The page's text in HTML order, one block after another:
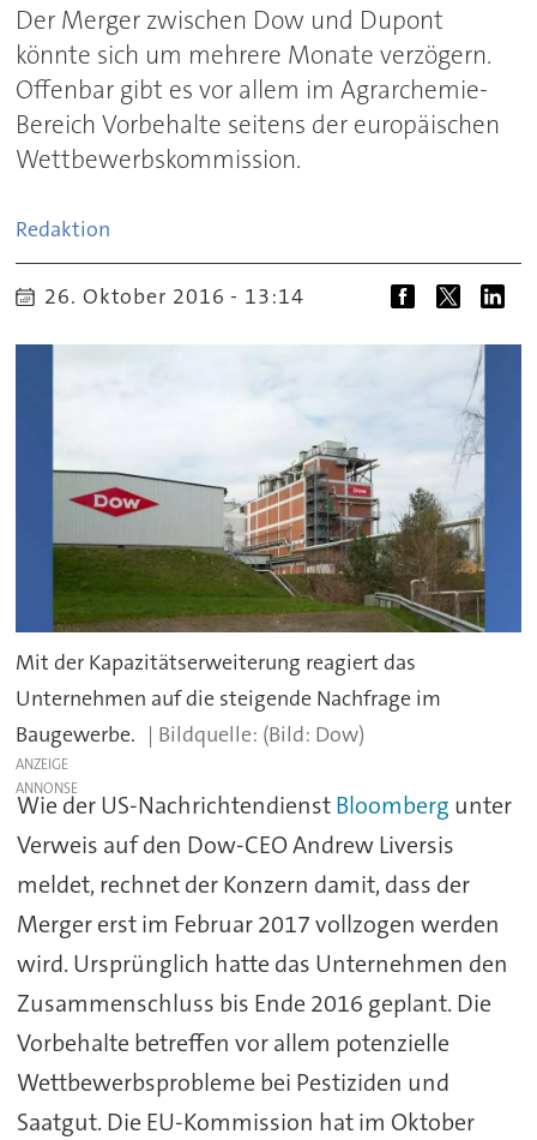
Der Merger zwischen Dow und Dupont
könnte sich um mehrere Monate verzögern.
Offenbar gibt es vor allem im Agrarchemie-
Bereich Vorbehalte seitens der europäischen
Wettbewerbskommission.
Redaktion
26. Oktober 2016 - 13:14
Mit der Kapazitätserweiterung reagiert das
Unternehmen auf die steigende Nachfrage im
Baugewerbe.
(Bild: Dow)
ANZEIGE
Wie der US-NachrichtendienstBloomberg unter
Verweis auf den Dow-CEO Andrew Liversis
meldet, rechnet der Konzern damit, dass der
Merger erst im Februar 2017 vollzogen werden
wird. Ursprünglich hatte das Unternehmen den
Zusammenschluss bis Ende 2016 geplant. Die
Vorbehalte betreffen vor allem potenzielle
Wettbewerbsprobleme bei Pestiziden und
Saatgut. Die EU-Kommission hat im Oktober